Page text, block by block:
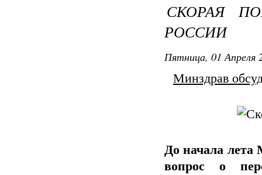
СКОРАЯ
РОССИИ
Пятница, 01 Апреля
Минздрав
До начала лета
вопрос о